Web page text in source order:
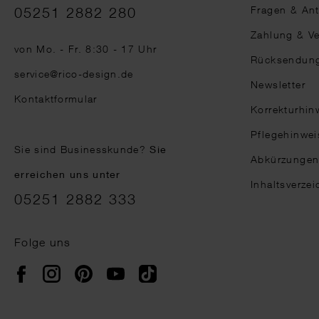
Telefonnummer
05251 2882 280
von Mo. - Fr. 8:30 - 17 Uhr
service@rico-design.de
Kontaktformular
Sie sind Businesskunde?Sie
erreichen uns unter
05251 2882 333
Folge uns
FacebookInstagramPinterestYouTubeTikTok
Fragen &
Zahlung &
Newsletter
Abkürzungen